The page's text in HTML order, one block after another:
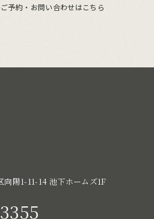
予約・お問い合わせはこちら
陽1-11-14 池下ホームズ1F